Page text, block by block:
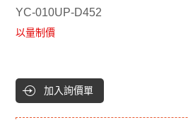
YC-010UP-D452
以量制價
加入詢價單